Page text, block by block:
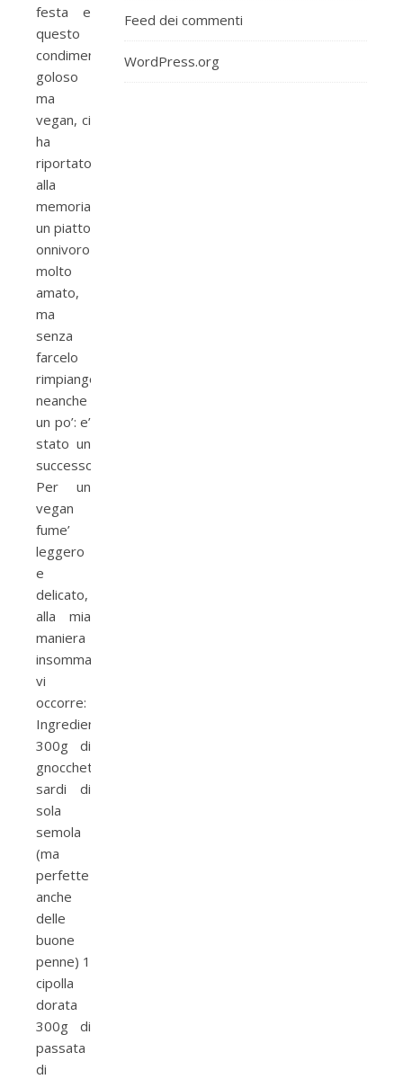
festa e
questo
condimento
goloso
ma
vegan, ci
ha
riportato
alla
memoria
un piatto
onnivoro
molto
amato,
ma
senza
farcelo
rimpiangere
neanche
un po’: e’
stato un
successone!!
Per un
vegan
fume’
leggero
e
delicato,
alla mia
maniera
insomma,
vi
occorre:
Ingredienti:
300g di
gnocchetti
sardi di
sola
semola
(ma
perfette
anche
delle
buone
penne) 1
cipolla
dorata
300g di
passata
di
Feed dei commenti
WordPress.org